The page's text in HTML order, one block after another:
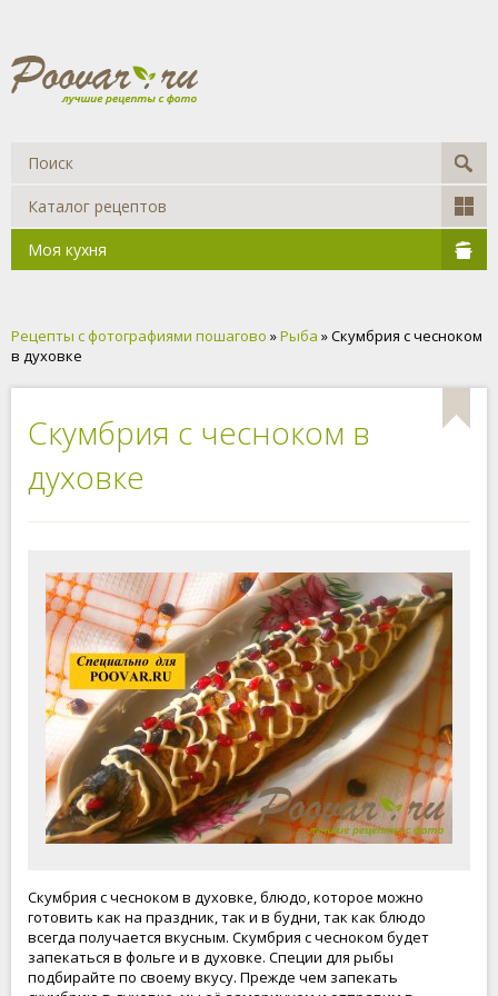
Каталог рецептов
Моя кухня
Рецепты с фотографиями пошагово »Рыба » Скумбрия с чесноком
в духовке
Скумбрия с чесноком в
духовке
Скумбрия с чесноком в духовке, блюдо, которое можно
готовить как на праздник, так и в будни, так как блюдо
всегда получается вкусным. Скумбрия с чесноком будет
запекаться в фольге и в духовке. Специи для рыбы
подбирайте по своему вкусу. Прежде чем запекать